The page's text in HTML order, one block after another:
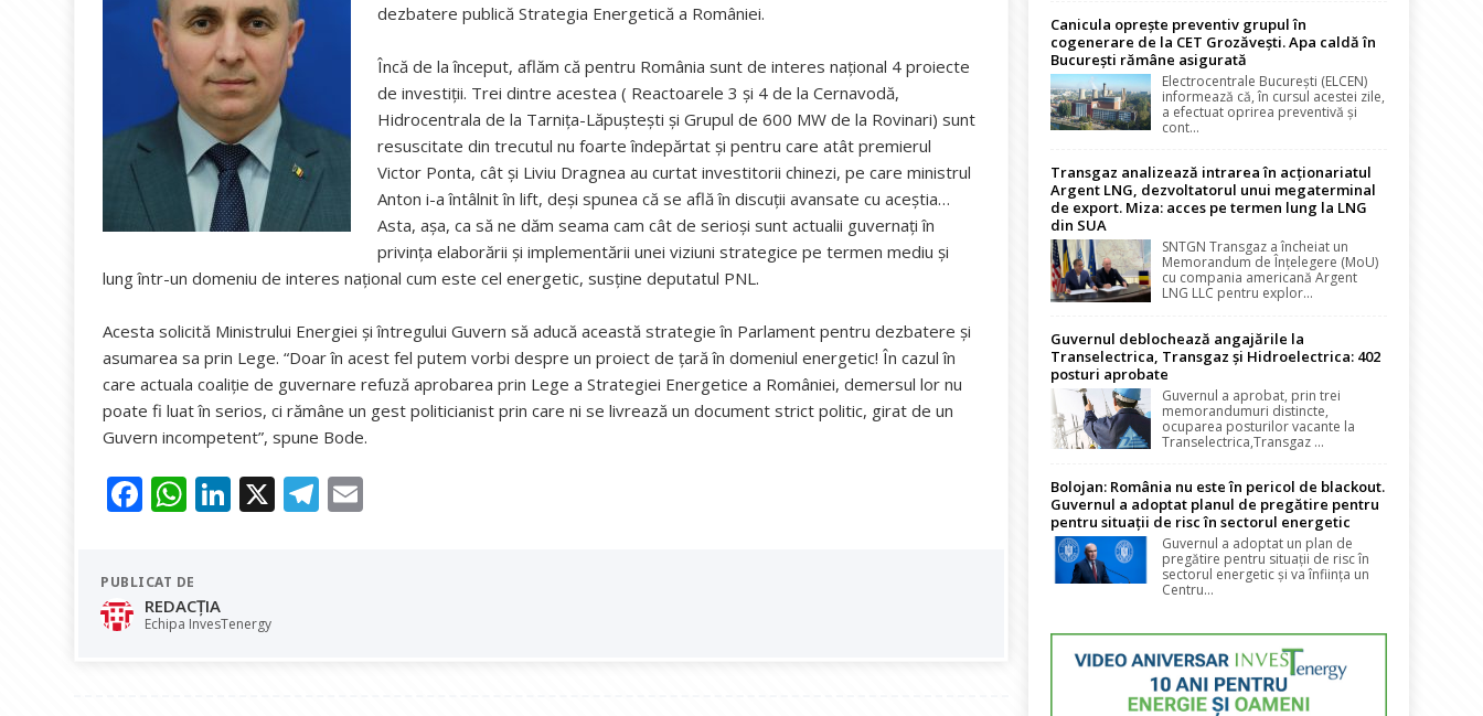
dezbatere publică Strategia Energetică a României.
Încă de la început, aflăm că pentru România sunt de interes naţional 4 proiecte
de investiţii. Trei dintre acestea ( Reactoarele 3 şi 4 de la Cernavodă,
Hidrocentrala de la Tarniţa-Lăpuşteşti şi Grupul de 600 MW de la Rovinari) sunt
resuscitate din trecutul nu foarte îndepărtat şi pentru care atât premierul
Victor Ponta, cât şi Liviu Dragnea au curtat investitorii chinezi, pe care ministrul
Anton i-a întâlnit în lift, deşi spunea că se află în discuţii avansate cu aceştia…
Asta, aşa, ca să ne dăm seama cam cât de serioşi sunt actualii guvernaţi în
privinţa elaborării şi implementării unei viziuni strategice pe termen mediu şi
lung într-un domeniu de interes naţional cum este cel energetic, susține deputatul PNL.
Acesta solicită Ministrului Energiei şi întregului Guvern să aducă această strategie în Parlament pentru dezbatere şi
asumarea sa prin Lege. “Doar în acest fel putem vorbi despre un proiect de ţară în domeniul energetic! În cazul în
care actuala coaliţie de guvernare refuză aprobarea prin Lege a Strategiei Energetice a României, demersul lor nu
poate fi luat în serios, ci rămâne un gest politicianist prin care ni se livrează un document strict politic, girat de un
Guvern incompetent”, spune Bode.
F
e
b
o
W
at
s
A
Li
dI
X T
PUBLICAT DE
REDACȚIA
Echipa InvesTenergy
Canicula oprește preventiv grupul în
cogenerare de la CET Grozăvești. Apa caldă în
București rămâne asigurată
Electrocentrale București (ELCEN)
informează că, în cursul acestei zile,
a efectuat oprirea preventivă și
cont...
Transgaz analizează intrarea în acționariatul
Argent LNG, dezvoltatorul unui megaterminal
de export. Miza: acces pe termen lung la LNG
din SUA
SNTGN Transgaz a încheiat un
Memorandum de Înțelegere (MoU)
cu compania americană Argent
LNG LLC pentru explor...
Guvernul deblochează angajările la
Transelectrica, Transgaz și Hidroelectrica: 402
posturi aprobate
Guvernul a aprobat, prin trei
memorandumuri distincte,
ocuparea posturilor vacante la
Transelectrica,Transgaz ...
Bolojan: România nu este în pericol de blackout.
Guvernul a adoptat planul de pregătire pentru
pentru situații de risc în sectorul energetic
Guvernul a adoptat un plan de
pregătire pentru situații de risc în
sectorul energetic și va înființa un
Centru...